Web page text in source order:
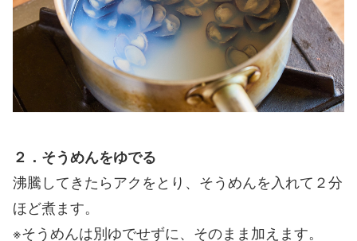
２．そうめんをゆでる
沸騰してきたらアクをとり、そうめんを入れて２分
ほど煮ます。
※そうめんは別ゆでせずに、そのまま加えます。